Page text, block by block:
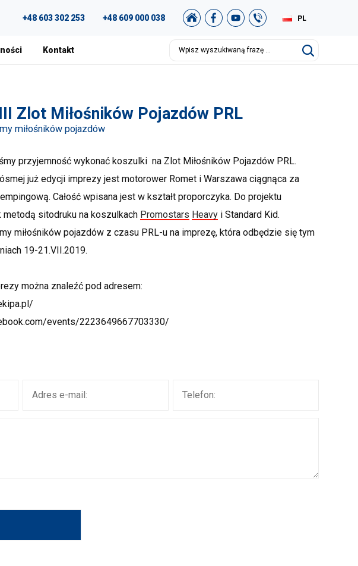
+48 603 302 253 +48 609 000 038 PL
Kontakt
Zlot Miłośników Pojazdów PRL
miłośników pojazdów
przyjemność wykonać koszulki na Zlot Miłośników Pojazdów PRL.
już edycji imprezy jest motorower Romet i Warszawa ciągnąca za
Całość wpisana jest w kształt proporczyka. Do projektu
sitodruku na koszulkach Promostars Heavy i Standard Kid.
miłośników pojazdów z czasu PRL-u na imprezę, która odbędzie się tym
19-21.VII.2019.
można znaleźć pod adresem:
events/2223649667703330/